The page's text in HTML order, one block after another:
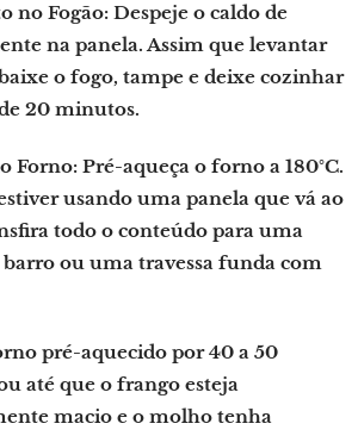
no Fogão: Despeje o caldo de
na panela. Assim que levantar
o fogo, tampe e deixe cozinhar
20 minutos.
Forno: Pré-aqueça o forno a 180°C.
usando uma panela que vá ao
todo o conteúdo para uma
barro ou uma travessa funda com
pré-aquecido por 40 a 50
até que o frango esteja
macio e o molho tenha